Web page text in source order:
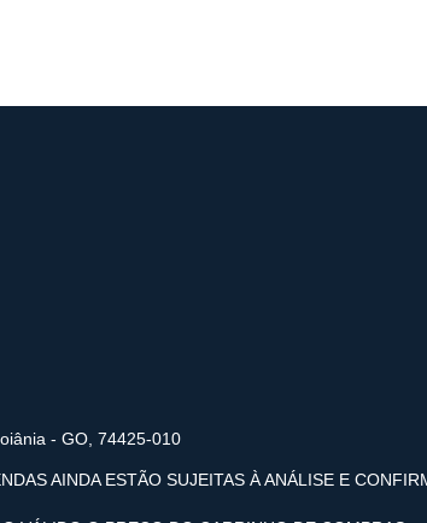
- GO, 74425-010
AINDA ESTÃO SUJEITAS À ANÁLISE E